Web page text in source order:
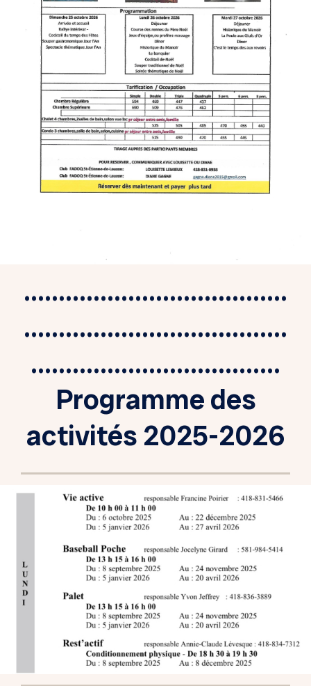
......................................
......................................
....................................
Programme des
activités 2025-2026